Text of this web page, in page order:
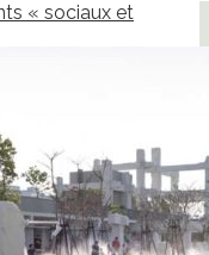
« sociaux et